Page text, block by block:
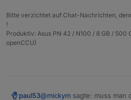
Bitte verzichtet auf Chat-Nachrichten,
!
Produktiv: Asus PN 42 / N100 / 8 GB / 500
openCCU)
paul53@mickym sagte: muss man